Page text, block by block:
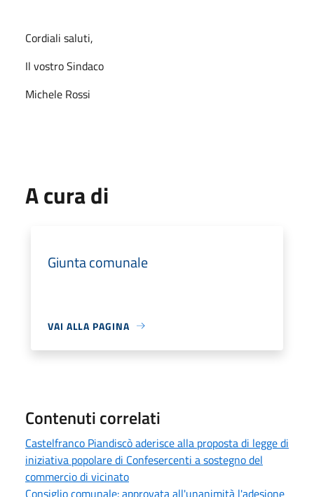
Cordiali saluti,
Il vostro Sindaco
Michele Rossi
A cura di
Giunta comunale
VAI ALLA PAGINA
Contenuti correlati
Castelfranco Piandiscò aderisce alla proposta di legge di
iniziativa popolare di Confesercenti a sostegno del
commercio di vicinato
Consiglio comunale: approvata all'unanimità l'adesione